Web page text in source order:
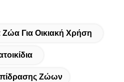
Ζώα Για Οικιακή Χρήση
Ζώων